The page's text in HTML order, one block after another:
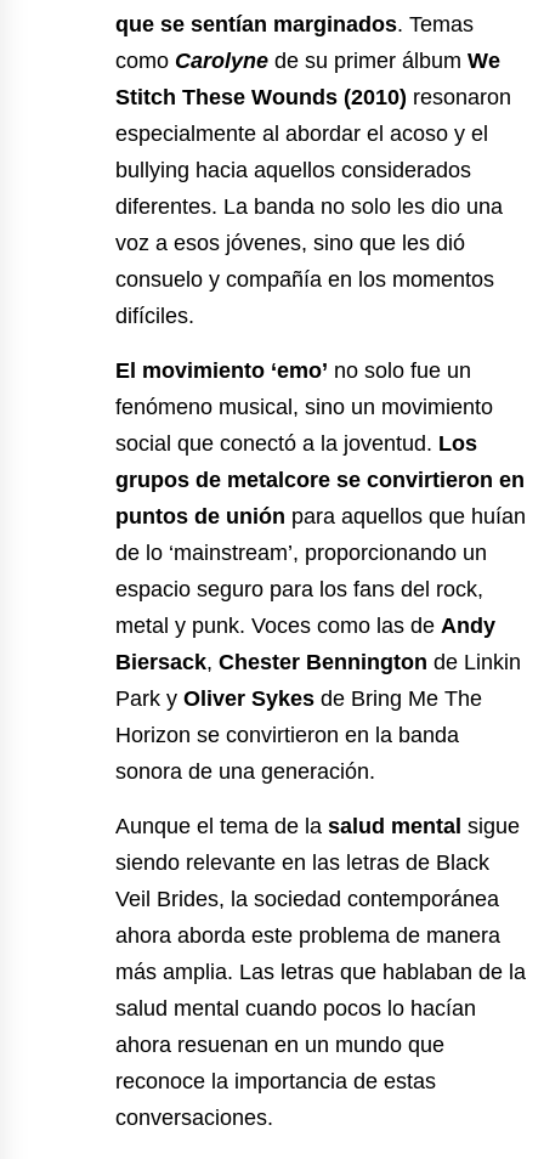
que se sentían marginados. Temas
como Carolyne de su primer álbum We
Stitch These Wounds (2010) resonaron
especialmente al abordar el acoso y el
bullying hacia aquellos considerados
diferentes. La banda no solo les dio una
voz a esos jóvenes, sino que les dió
consuelo y compañía en los momentos
difíciles.
El movimiento ‘emo’ no solo fue un
fenómeno musical, sino un movimiento
social que conectó a la joventud. Los
grupos de metalcore se convirtieron en
puntos de unión para aquellos que huían
de lo ‘mainstream’, proporcionando un
espacio seguro para los fans del rock,
metal y punk. Voces como las de Andy
Biersack, Chester Bennington de Linkin
Park y Oliver Sykes de Bring Me The
Horizon se convirtieron en la banda
sonora de una generación.
Aunque el tema de la salud mental sigue
siendo relevante en las letras de Black
Veil Brides, la sociedad contemporánea
ahora aborda este problema de manera
más amplia. Las letras que hablaban de la
salud mental cuando pocos lo hacían
ahora resuenan en un mundo que
reconoce la importancia de estas
conversaciones.